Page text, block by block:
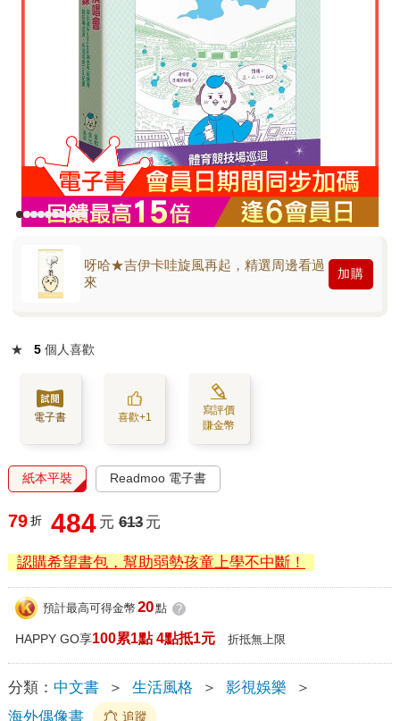
呀哈★吉伊卡哇旋風再起，精選周邊看過
來
加購
★ 5 個人喜歡
電子書 喜歡+1
寫評價
賺金幣
紙本平裝 Readmoo 電子書
79 折 484 元 613 元
認購希望書包，幫助弱勢孩童上學不中斷！
預計最高可得金幣 20點 ?
HAPPY GO享100累1點 4點抵1元 折抵無上限
分類： 中文書 ＞ 生活風格 ＞ 影視娛樂
＞
海外偶像書
追蹤